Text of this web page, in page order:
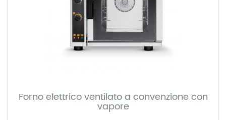
Forno elettrico ventilato a convenzione con
vapore